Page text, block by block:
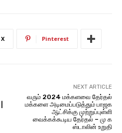
X Pinterest
NEXT ARTICLE
வரும் 2024 மக்களவை தேர்தல்
மக்களை அடிமைப்படுத்தும் பாஜக
ஆட்சிக்கு முற்றுப்புள்ளி
வைக்கக்கூடிய தேர்தல் – மு க
ஸ்டாலின் உறுதி